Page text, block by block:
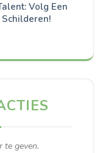
Volg Een
te geven.